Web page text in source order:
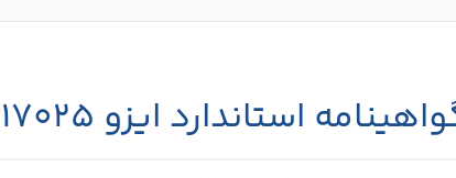
استاندارد ایزو 17025 در اراک